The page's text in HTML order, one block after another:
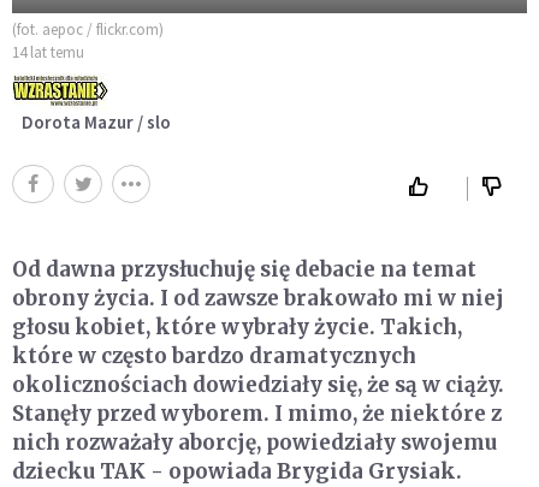
(fot. aepoc / flickr.com)
14 lat temu
Dorota Mazur / slo
Od dawna przysłuchuję się debacie na temat
obrony życia. I od zawsze brakowało mi w niej
głosu kobiet, które wybrały życie. Takich,
które w często bardzo dramatycznych
okolicznościach dowiedziały się, że są w ciąży.
Stanęły przed wyborem. I mimo, że niektóre z
nich rozważały aborcję, powiedziały swojemu
dziecku TAK - opowiada Brygida Grysiak.